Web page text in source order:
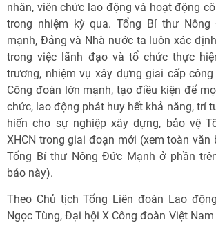
nhân, viên chức lao động và hoạt động
trong nhiệm kỳ qua. Tổng Bí thư Nông
mạnh, Đảng và Nhà nước ta luôn xác
trong việc lãnh đạo và tổ chức thực
trương, nhiệm vụ xây dựng giai cấp
Công đoàn lớn mạnh, tạo điều kiện để
chức, lao động phát huy hết khả năng, trí
hiến cho sự nghiệp xây dựng, bảo vệ
XHCN trong giai đoạn mới (xem toàn văn
Tổng Bí thư Nông Đức Mạnh ở phần
báo này).
Theo Chủ tịch Tổng Liên đoàn Lao
Ngọc Tùng, Đại hội X Công đoàn Việt